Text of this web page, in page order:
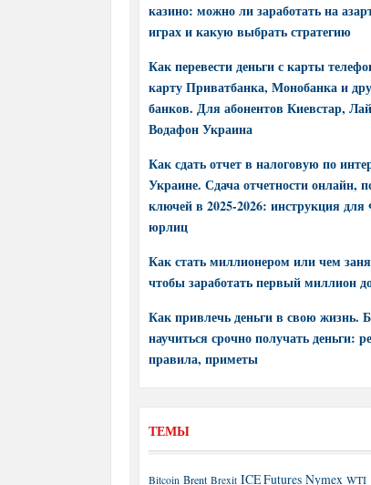
казино: можно ли заработать на
играх и какую выбрать стратегию
Как перевести деньги с карты
карту Приватбанка, Монобанка и
банков. Для абонентов Киевстар,
Водафон Украина
Как сдать отчет в налоговую по
Украине. Сдача отчетности онлайн,
ключей в 2025-2026: инструкция
юрлиц
Как стать миллионером или чем
чтобы заработать первый миллион
Как привлечь деньги в свою жизнь.
научиться срочно получать деньги:
правила, приметы
ТЕМЫ
Bitcoin Brent Brexit ICE Futures Nymex WTI